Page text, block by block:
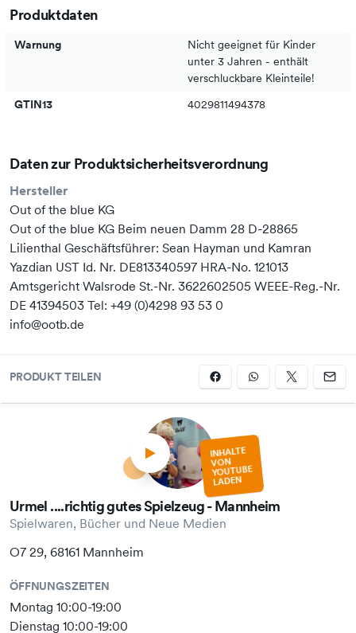
Farblich sortiert Preis pro Stück
Keine Auswahl möglich bei Bestellung möglich.
Faszinierender Kegel mit optischen 3D-Effekten
Material: stabiler Kunststoff
Produktdaten
Warnung
Nicht geeignet für Kinder
unter 3 Jahren - enthält
verschluckbare Kleinteile!
GTIN13
4029811494378
Daten zur Produktsicherheitsverordnung
Hersteller
Out of the blue KG
Out of the blue KG Beim neuen Damm 28 D-28865
Lilienthal Geschäftsführer: Sean Hayman und Kamran
Yazdian UST Id. Nr. DE813340597 HRA-No. 121013
Amtsgericht Walsrode St.-Nr. 3622602505 WEEE-Reg.-Nr.
DE 41394503 Tel: +49 (0)4298 93 53 0
info@ootb.de
PRODUKT TEILEN
INHALTE
VON
YOUTUBE
LADEN
Urmel ....richtig gutes Spielzeug - Mannheim
Spielwaren, Bücher und Neue Medien
O7 29, 68161 Mannheim
ÖFFNUNGSZEITEN
Montag 10:00-19:00
Dienstag 10:00-19:00